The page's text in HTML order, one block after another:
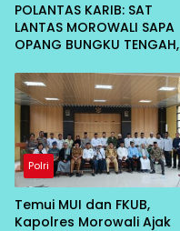
POLANTAS KARIB: SAT
LANTAS MOROWALI SAPA
OPANG BUNGKU TENGAH,
Polri
Temui MUI dan FKUB,
Kapolres Morowali Ajak